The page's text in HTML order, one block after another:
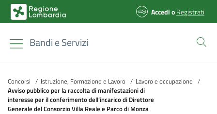
AccedioRegistrati
Bandi e Servizi
Concorsi / Istruzione, Formazione e Lavoro / Lavoro e occupazione /
Avviso pubblico per la raccolta di manifestazioni di
interesse per il conferimento dell’incarico di Direttore
Generale del Consorzio Villa Reale e Parco di Monza